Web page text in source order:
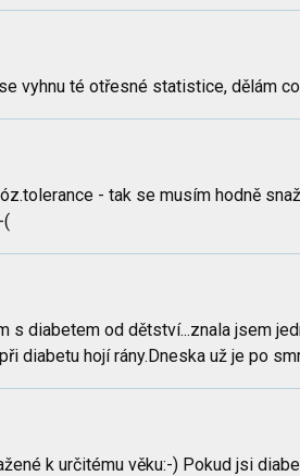
vyhnu té otřesné statistice, dělám
- tak se musím hodně
(
s diabetem od dětství...znala jsem
diabetu hojí rány.Dneska už je po
k určitému věku:-) Pokud jsi